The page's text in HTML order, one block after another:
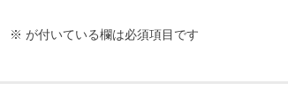
※ が付いている欄は必須項目です